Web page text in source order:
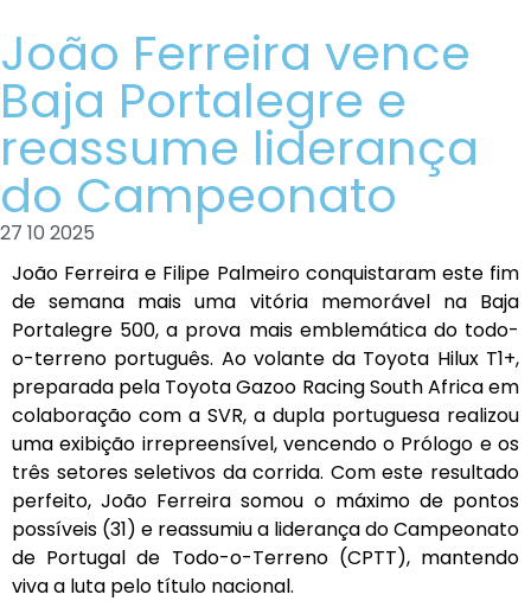
João Ferreira vence
Baja Portalegre e
reassume liderança
do Campeonato
27 10 2025
João Ferreira e Filipe Palmeiro conquistaram este fim
de semana mais uma vitória memorável na Baja
Portalegre 500, a prova mais emblemática do todo-
o-terreno português. Ao volante da Toyota Hilux T1+,
preparada pela Toyota Gazoo Racing South Africa em
colaboração com a SVR, a dupla portuguesa realizou
uma exibição irrepreensível, vencendo o Prólogo e os
três setores seletivos da corrida. Com este resultado
perfeito, João Ferreira somou o máximo de pontos
possíveis (31) e reassumiu a liderança do Campeonato
de Portugal de Todo-o-Terreno (CPTT), mantendo
viva a luta pelo título nacional.